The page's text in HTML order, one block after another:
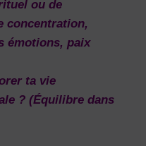
ou de
concentration,
émotions, paix
ta vie
? (Équilibre dans